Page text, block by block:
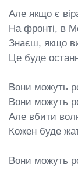
Але якщо є
На фронті, в
Знаєш, якщо
Це буде
Вони можуть
Вони можуть
Але вбити
Кожен буде
Вони можуть